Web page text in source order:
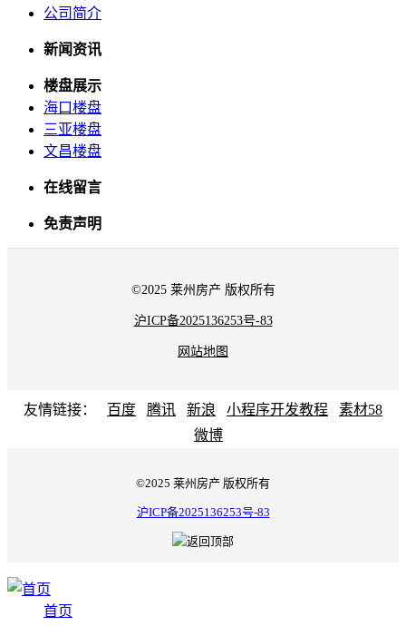
公司简介
新闻资讯
楼盘展示
海口楼盘
三亚楼盘
文昌楼盘
在线留言
免责声明
©2025 莱州房产 版权所有
沪ICP备2025136253号-83
网站地图
友情链接： 百度 腾讯 新浪 小程序开发教程
素材58
微博
©2025 莱州房产 版权所有
沪ICP备2025136253号-83
首页